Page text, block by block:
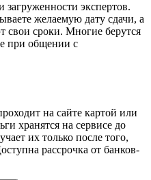
загруженности экспертов.
желаемую дату сдачи, а
свои сроки. Многие берутся
при общении с
на сайте картой или
хранятся на сервисе до
их только после того,
рассрочка от банков-